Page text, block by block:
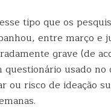
tipo que os
entre março
grave (de
questionário usado no
ou risco de ideação